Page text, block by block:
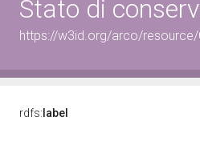
Stato di
https://w3id.org/arco/
rdfs: label